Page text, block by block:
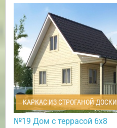
КАРКАС ИЗ СТРОГАНОЙ ДОСКИ
№19 Дом с террасой 6х8